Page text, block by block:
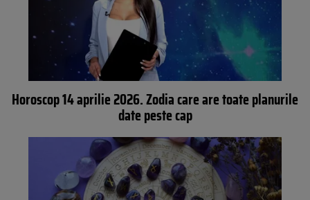
Horoscop 14 aprilie 2026. Zodia care are toate planurile
date peste cap